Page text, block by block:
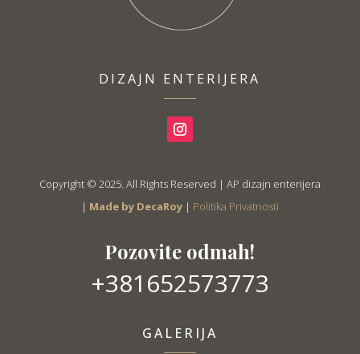
DIZAJN ENTERIJERA
Copyright © 2025. All Rights Reserved | AP dizajn enterijera
| Made by DecaRoy| Politika Privatnosti
Pozovite odmah!
+381652573773
GALERIJA